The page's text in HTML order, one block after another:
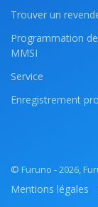
Trouver un
Programmation
MMSI
Service
Enregistrement
© Furuno - 2026,
Mentions légales